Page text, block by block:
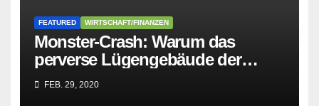
FEATURED WIRTSCHAFT/FINANZEN
Monster-Crash: Warum das
perverse Lügengebäude der
Sozialisten in sich
zusammenbricht!
FEB. 29, 2020